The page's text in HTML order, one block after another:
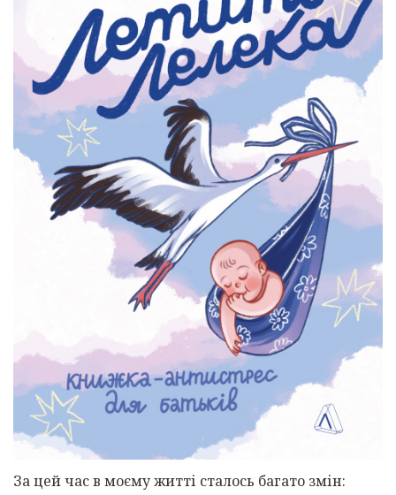
За цей час в моєму житті сталось багато змін: